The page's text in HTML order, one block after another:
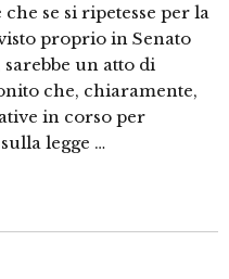
se si ripetesse per la
proprio in Senato
un atto di
che, chiaramente,
in corso per
legge …